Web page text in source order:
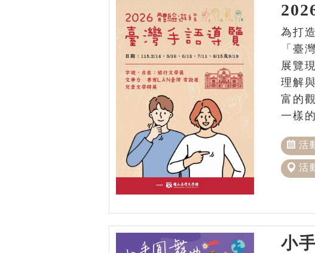
為打
「臺
展覽
理解
富的
一樣
活
活
小